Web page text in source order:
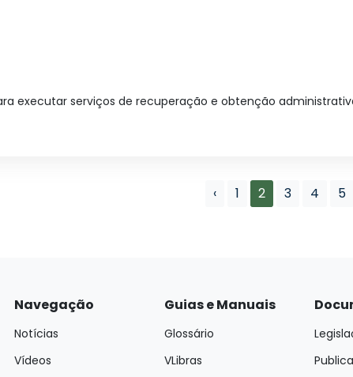
executar serviços de recuperação e obtenção
‹ 1 2 3 4 5
Navegação
Notícias
Vídeos
Guias e Manuais
Glossário
VLibras